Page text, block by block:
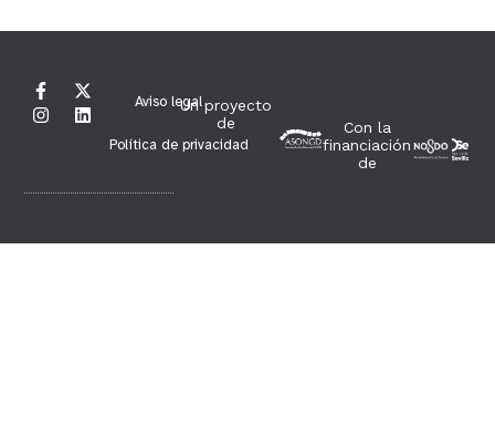
Aviso legal
Política de privacidad
Un proyecto
de
Con la
financiación
de